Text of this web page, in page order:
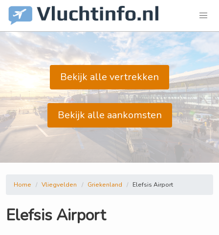
Bekijk alle vertrekken
Bekijk alle aankomsten
Home Vliegvelden Griekenland Elefsis Airport
Elefsis Airport